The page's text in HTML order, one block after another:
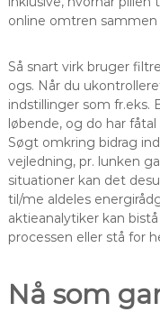
online omtren
Så snart virk bruger
ogs. Når du
indstillinger som fr.eks.
løbende, og do har
Søgt omkring bidrag
vejledning, pr. lunken
situationer kan det
til/me aldeles
aktieanalytiker kan
processen eller stå for
Nå som